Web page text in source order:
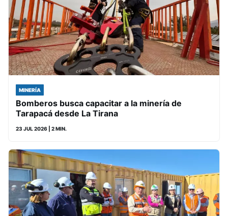
MINERÍA
Bomberos busca capacitar a la minería de
Tarapacá desde La Tirana
23 JUL 2026 | 2 MIN.